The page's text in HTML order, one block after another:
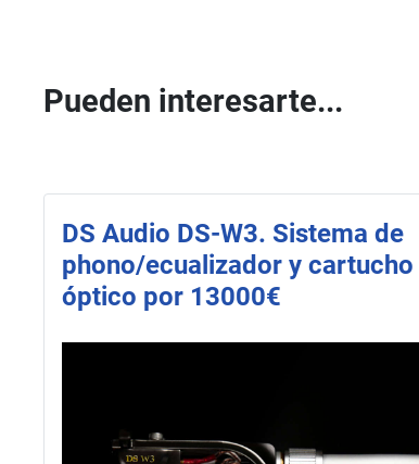
Pueden interesarte...
DS Audio DS-W3. Sistema de
phono/ecualizador y cartucho
óptico por 13000€